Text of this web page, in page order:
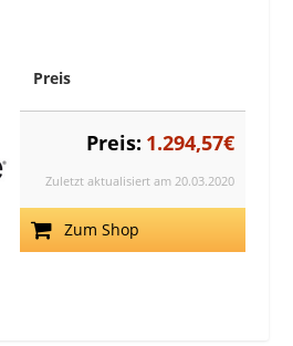
Preis
Preis: 1.294,57€
Zuletzt aktualisiert am 20.03.2020
Zum Shop